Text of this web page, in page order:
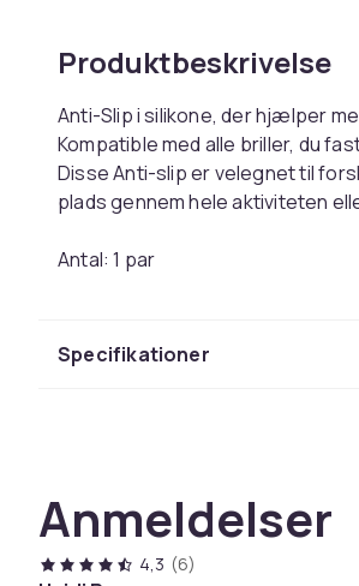
Produktbeskrivelse
Anti-Slip i silikone, der hjælper
Kompatible med alle briller, du
Disse Anti-slip er velegnet til
plads gennem hele aktiviteten
Antal: 1 par
Farve
Specifikationer
Anmeldelser
4,3 (6)